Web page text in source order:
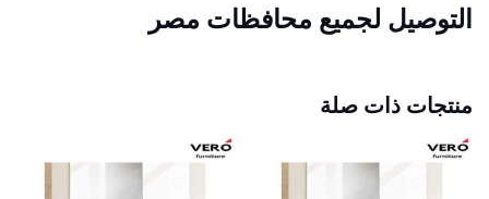
التوصيل لجميع محافظات مصر
منتجات ذات صلة